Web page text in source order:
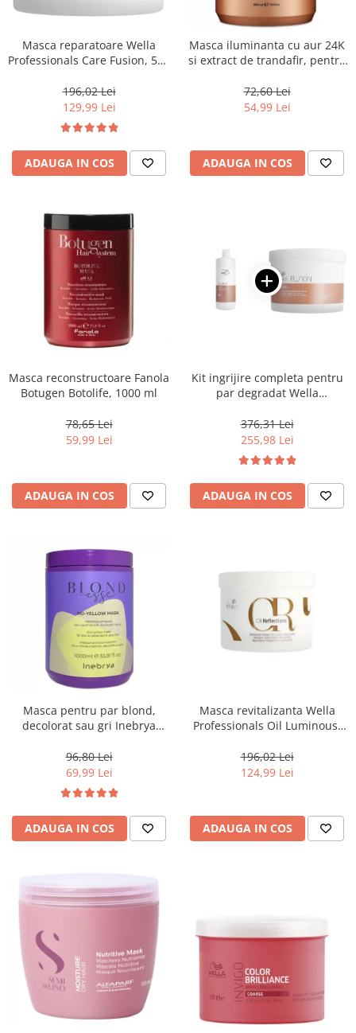
Masca reparatoare Wella
Professionals Care Fusion, 500
196,02 Lei
129,99 Lei
ADAUGA IN COS
Masca iluminanta cu aur 24K
si extract de trandafir, pentru
Oro Therapy, 1000 ml
72,60 Lei
54,99 Lei
ADAUGA IN COS
Masca reconstructoare Fanola
Botugen Botolife, 1000 ml
78,65 Lei
59,99 Lei
ADAUGA IN COS
Kit ingrijire completa pentru
par degradat Wella
Salon Size
376,31 Lei
255,98 Lei
ADAUGA IN COS
Masca pentru par blond,
decolorat sau gri Inebrya
96,80 Lei
69,99 Lei
ADAUGA IN COS
Masca revitalizanta Wella
Professionals Oil Luminous,
196,02 Lei
124,99 Lei
ADAUGA IN COS